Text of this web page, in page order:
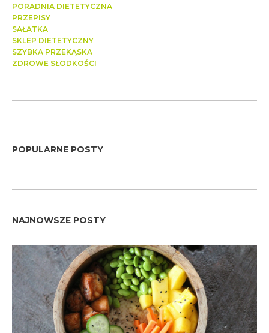
PORADNIA DIETETYCZNA
PRZEPISY
SAŁATKA
SKLEP DIETETYCZNY
SZYBKA PRZEKĄSKA
ZDROWE SŁODKOŚCI
POPULARNE POSTY
NAJNOWSZE POSTY